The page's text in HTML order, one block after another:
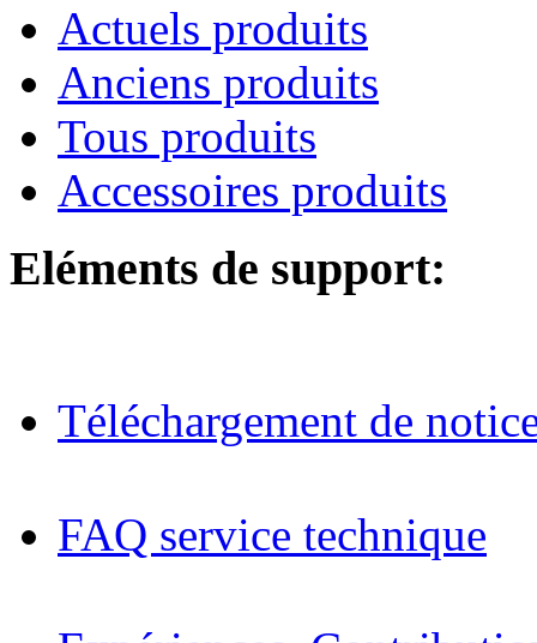
Actuels produits
Anciens produits
Tous produits
Accessoires produits
Eléments de support:
Téléchargement de
FAQ service technique